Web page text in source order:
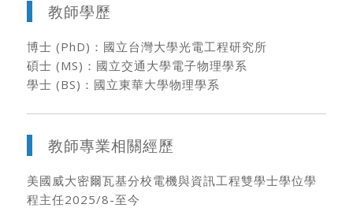
教師學歷
博士 (PhD)：國立台灣大學光電工程研究所
碩士 (MS)：國立交通大學電子物理學系
學士 (BS)：國立東華大學物理學系
教師專業相關經歷
美國威大密爾瓦基分校電機與資訊工程雙學士學位學
程主任2025/8-至今